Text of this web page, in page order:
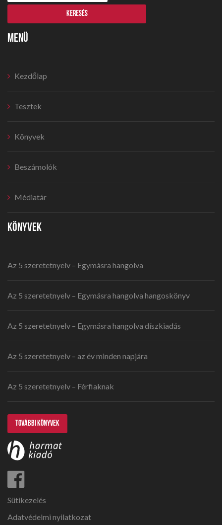
MENÜ
Kezdőlap
Tesztek
Könyvek
Beszámolók
Médiatár
KÖNYVEK
Az 5 szeretetnyelv – Egymásra hangolva
Az 5 szeretetnyelv – Egymásra hangolva hangoskönyv
Az 5 szeretetnyelv – Egymásra hangolva díszkiadás
Az 5 szeretetnyelv – az év minden napjára
Az 5 szeretetnyelv – Férfiaknak
TOVÁBBI KÖNYVEK
Sütikezelés
Adatvédelmi nyilatkozat